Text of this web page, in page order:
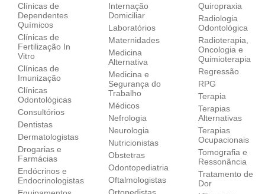
Clínicas de
Dependentes
Químicos
Clínicas de
Fertilização In
Vitro
Clínicas de
Imunização
Clínicas
Odontológicas
Consultórios
Dentistas
Dermatologistas
Drogarias e
Farmácias
Endócrinos e
Endocrinologistas
Internação
Domiciliar
Laboratórios
Maternidades
Medicina
Alternativa
Medicina e
Segurança do
Trabalho
Médicos
Nefrologia
Neurologia
Nutricionistas
Obstetras
Odontopediatria
Oftalmologistas
Ortopedistas
Quiropraxia
Radiologia
Odontológica
Radioterapia,
Oncologia e
Quimioterapia
Regressão
RPG
Terapia
Terapias
Alternativas
Terapias
Ocupacionais
Tomografia e
Ressonância
Tratamento de
Dor